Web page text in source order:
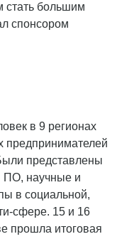
стать большим
спонсором
в 9 регионах
предпринимателей
представлены
ПО, научные и
в социальной,
сфере. 15 и 16
прошла итоговая